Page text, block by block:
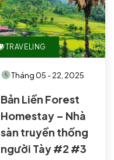
TRAVELING
Tháng 05 - 22, 2025
Bản Liền Forest
Homestay – Nhà
sàn truyền thống
người Tày #2 #3